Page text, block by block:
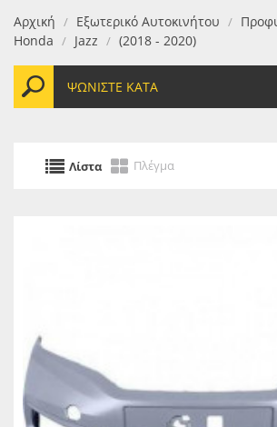
Αρχική / Εξωτερικό Αυτοκινήτου /
Honda / Jazz / (2018 - 2020)
ΨΩΝΊΣΤΕ ΚΑΤΆ
Λίστα Πλέγμα